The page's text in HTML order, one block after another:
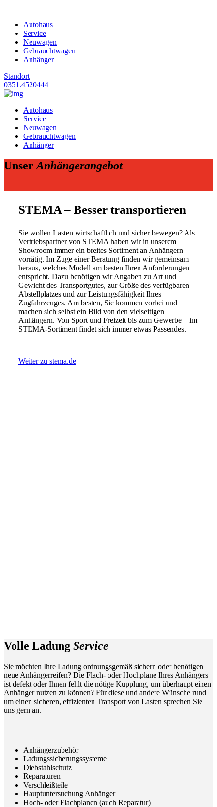
Autohaus
Service
Neuwagen
Gebrauchtwagen
Anhänger
Standort
0351.4520444
Autohaus
Service
Neuwagen
Gebrauchtwagen
Anhänger
Unser Anhängerangebot
STEMA – Besser transportieren
Sie wollen Lasten wirtschaftlich und sicher bewegen? Als
Vertriebspartner von STEMA haben wir in unserem
Showroom immer ein breites Sortiment an Anhängern
vorrätig. Im Zuge einer Beratung finden wir gemeinsam
heraus, welches Modell am besten Ihren Anforderungen
entspricht. Dazu benötigen wir Angaben zu Art und
Gewicht des Transportgutes, zur Größe des verfügbaren
Abstellplatzes und zur Leistungsfähigkeit Ihres
Zugfahrzeuges. Am besten, Sie kommen vorbei und
machen sich selbst ein Bild von den vielseitigen
Anhängern. Von Sport und Freizeit bis zum Gewerbe – im
STEMA-Sortiment findet sich immer etwas Passendes.
Weiter zu stema.de
Volle Ladung Service
Sie möchten Ihre Ladung ordnungsgemäß sichern oder benötigen
neue Anhängerreifen? Die Flach- oder Hochplane Ihres Anhängers
ist defekt oder Ihnen fehlt die nötige Kupplung, um überhaupt einen
Anhänger nutzen zu können? Für diese und andere Wünsche rund
um einen sicheren, effizienten Transport von Lasten sprechen Sie
uns gern an.
Anhängerzubehör
Ladungssicherungs­systeme
Diebstahlschutz
Reparaturen
Verschleißteile
Hauptuntersuchung Anhänger
Hoch- oder Flachplanen (auch Reparatur)